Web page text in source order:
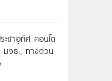
ชาอุทิศ คอนโด
มจธ., ทางด่วน